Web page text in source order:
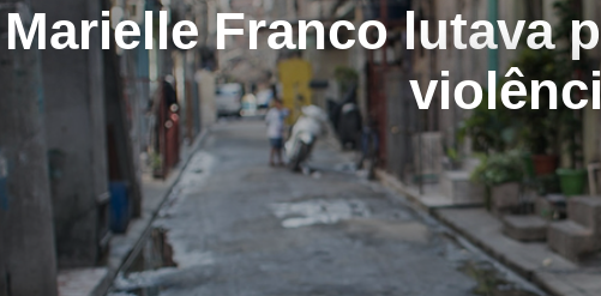
Marielle Franco lutava